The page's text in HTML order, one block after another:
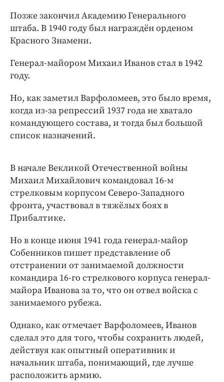
Позже закончил Академию Генерального
штаба. В 1940 году был награждён орденом
Красного Знамени.
Генерал-майором Михаил Иванов стал в 1942
году.
Но, как заметил Варфоломеев, это было время,
когда из-за репрессий 1937 года не хватало
командующего состава, и тогда был большой
список назначений.
В начале Векликой Отечественной войны
Михаил Михайлович командовал 16-м
стрелковым корпусом Северо-Западного
фронта, участвовал в тяжёлых боях в
Прибалтике.
Но в конце июня 1941 года генерал-майор
Собенников пишет представление об
отстранении от занимаемой должности
командира 16-го стрелкового корпуса генерал-
майора Иванова за то, что он отвел войска с
занимаемого рубежа.
Однако, как отмечает Варфоломеев, Иванов
сделал это для того, чтобы сохранить людей,
действуя как опытный оперативник и
начальник штаба, понимающий, где лучше
расположить армию.